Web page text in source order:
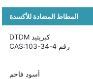
المطاط المضادة للأكسدة
كبريتيد DTDM
رقم CAS:103-34-4
أسود فاحم